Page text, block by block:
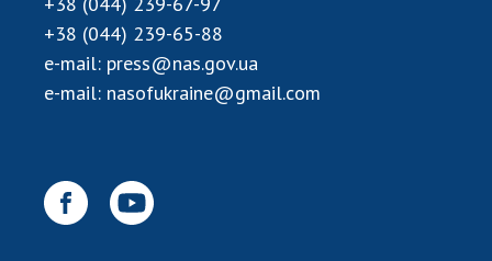
+38 (044) 239-65-88
e-mail: press@nas.gov.ua
e-mail: nasofukraine@gmail.com